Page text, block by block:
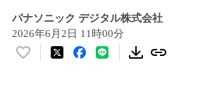
パナソニック デジタル株式会社
2026年6月2日 11時00分
い